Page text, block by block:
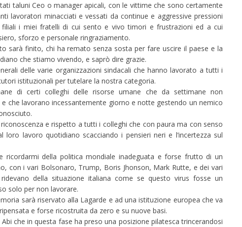
taluni Ceo o manager apicali, con le vittime che sono certamente
lavoratori minacciati e vessati da continue e aggressive pressioni
filiali i miei fratelli di cui sento e vivo timori e frustrazioni ed a cui
sforzo e personale ringraziamento.
sarà finito, chi ha remato senza sosta per fare uscire il paese e la
che stiamo vivendo, e saprò dire grazie.
delle varie organizzazioni sindacali che hanno lavorato a tutti i
istituzionali per tutelare la nostra categoria.
di certi colleghi delle risorse umane che da settimane non
che lavorano incessantemente giorno e notte gestendo un nemico
e rispetto a tutti i colleghi che con paura ma con senso
lavoro quotidiano scacciando i pensieri neri e l’incertezza sul
della politica mondiale inadeguata e forse frutto di un
con i vari Bolsonaro, Trump, Boris Jhonson, Mark Rutte, e dei vari
della situazione italiana come se questo virus fosse un
solo per non lavorare.
sarà riservato alla Lagarde e ad una istituzione europea che va
e forse ricostruita da zero e su nuove basi.
che in questa fase ha preso una posizione pilatesca trincerandosi